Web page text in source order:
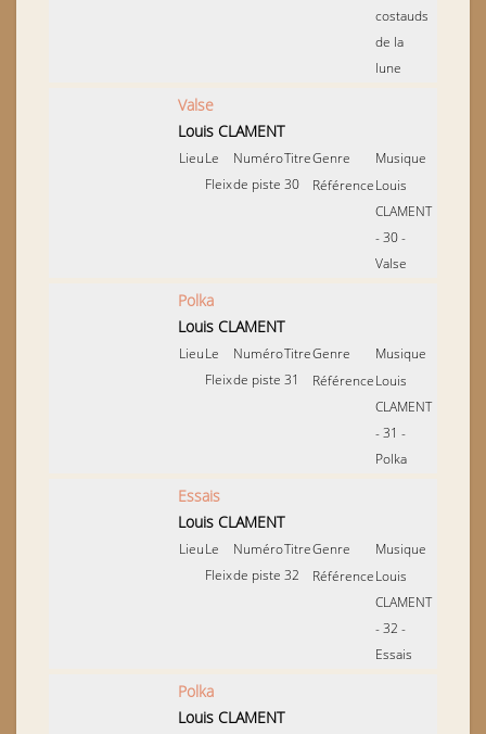
costauds
de la
lune
Valse
Louis CLAMENT
LieuLe
Fleix
Numéro
de piste
Titre
30
Genre
Musique
RéférenceLouis
CLAMENT
- 30 -
Valse
Polka
Louis CLAMENT
LieuLe
Fleix
Numéro
de piste
Titre
31
Genre
Musique
RéférenceLouis
CLAMENT
- 31 -
Polka
Essais
Louis CLAMENT
LieuLe
Fleix
Numéro
de piste
Titre
32
Genre
Musique
RéférenceLouis
CLAMENT
- 32 -
Essais
Polka
Louis CLAMENT